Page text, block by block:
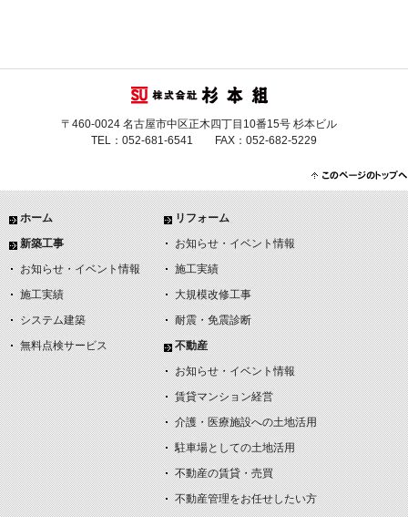
〒460-0024 名古屋市中区正木四丁目10番15号 杉本ビル
TEL：052-681-6541 FAX：052-682-5229
ホーム
新築工事
お知らせ・イベント情報
施工実績
システム建築
無料点検サービス
リフォーム
お知らせ・イベント情報
施工実績
大規模改修工事
耐震・免震診断
不動産
お知らせ・イベント情報
賃貸マンション経営
介護・医療施設への土地活用
駐車場としての土地活用
不動産の賃貸・売買
不動産管理をお任せしたい方